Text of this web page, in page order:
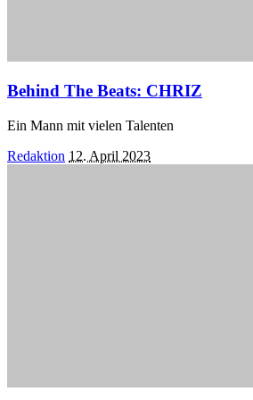
Behind The Beats: CHRIZ
Ein Mann mit vielen Talenten
Posted
Redaktion 12. April 2023